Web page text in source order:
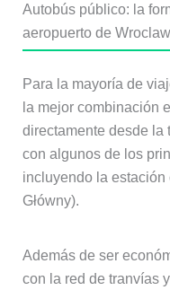
Autobús público: la
aeropuerto de
Para la mayoría de
la mejor combinación
directamente desde la
con algunos de los
incluyendo la estación
Główny).
Además de ser
con la red de tranvías